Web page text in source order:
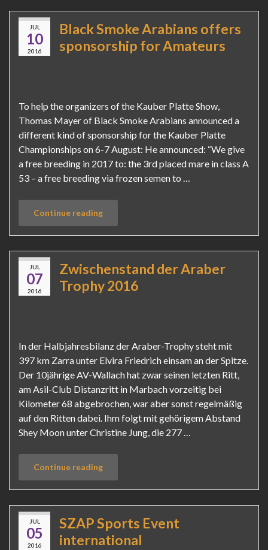
JUL
10
2016
Black Smoke Arabians offers
sponsorship for Amateurs
To help the organizers of the Kauber Platte Show,
Thomas Mayer of Black Smoke Arabians announced a
different kind of sponsorship for the Kauber Platte
Championships on 6-7 August: He announced: “We give
a free breeding in 2017 to: the 3rd placed mare in class A
53 – a free breeding via frozen semen to …
Continue reading
JUL
07
2016
Zwischenstand der Araber
Trophy 2016
In der Halbjahresbilanz der Araber-Trophy steht mit
397 km Zarra unter Elvira Friedrich einsam an der Spitze.
Der 10jährige AV-Wallach hat zwar seinen letzten Ritt,
am Asil-Club Distanzritt in Marbach vorzeitig bei
Kilometer 68 abgebrochen, war aber sonst regelmäßig
auf den Ritten dabei. Ihm folgt mit gehörigem Abstand
Shey Moon unter Christine Jung, die 277 …
Continue reading
JUL
05
2016
SZAP Sports Event
international